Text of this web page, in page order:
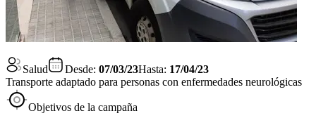
Salud Desde: 07/03/23Hasta: 17/04/23
Transporte adaptado para personas con enfermedades neurológicas
Objetivos de la campaña